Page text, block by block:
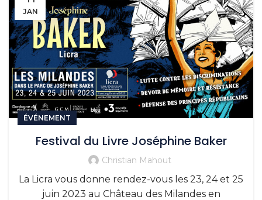
JAN
ÉVÉNEMENT
Festival du Livre Joséphine Baker
Christian Mahout
La Licra vous donne rendez-vous les 23, 24 et 25
juin 2023 au Château des Milandes en